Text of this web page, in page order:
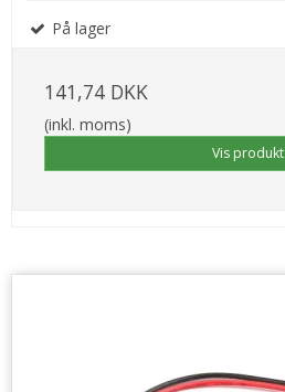
På lager
141,74 DKK
(inkl. moms)
Vis produkt